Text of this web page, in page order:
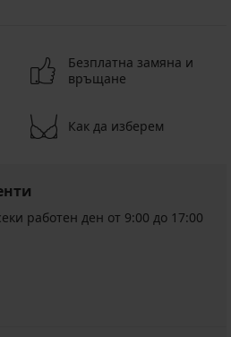
Безплатна замяна и
връщане
Как да изберем
работен ден от 9:00 до 17:00